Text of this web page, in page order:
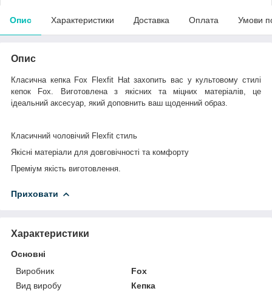
Опис Характеристики Доставка Оплата Умови
Опис
Класична кепка Fox Flexfit Hat захопить вас у культовому стилі
кепок Fox. Виготовлена з якісних та міцних матеріалів, це
ідеальний аксесуар, який доповнить ваш щоденний образ.
Класичний чоловічий Flexfit стиль
Якісні матеріали для довговічності та комфорту
Преміум якість виготовлення.
Приховати
Характеристики
Основні
Виробник
Fox
Вид виробу
Кепка